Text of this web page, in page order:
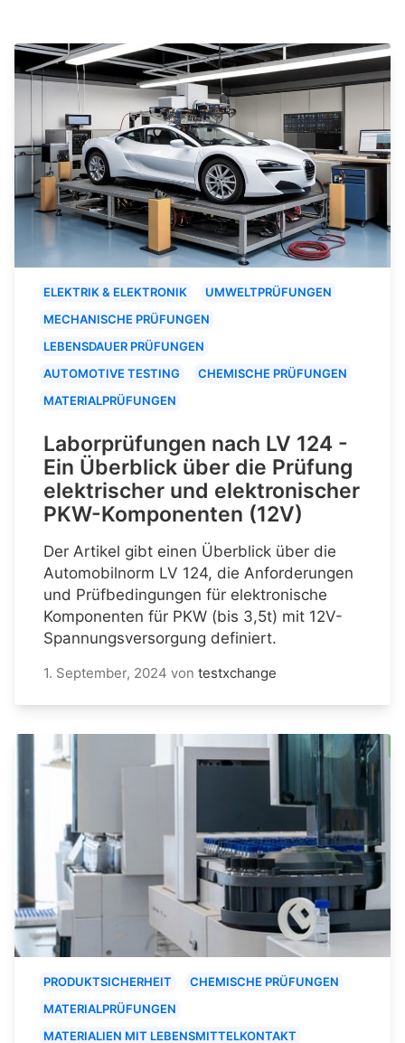
ELEKTRIK & ELEKTRONIK
UMWELTPRÜFUNGEN
MECHANISCHE PRÜFUNGEN
LEBENSDAUER PRÜFUNGEN
AUTOMOTIVE TESTING
CHEMISCHE PRÜFUNGEN
MATERIALPRÜFUNGEN
Laborprüfungen nach LV 124 -
Ein Überblick über die Prüfung
elektrischer und elektronischer
PKW-Komponenten (12V)
Der Artikel gibt einen Überblick über die
Automobilnorm LV 124, die Anforderungen
und Prüfbedingungen für elektronische
Komponenten für PKW (bis 3,5t) mit 12V-
Spannungsversorgung definiert.
1. September, 2024 von testxchange
PRODUKTSICHERHEIT
CHEMISCHE PRÜFUNGEN
MATERIALPRÜFUNGEN
MATERIALIEN MIT LEBENSMITTELKONTAKT